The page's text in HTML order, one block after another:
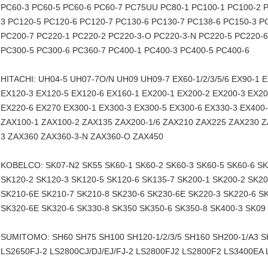
PC60-3 PC60-5 PC60-6 PC60-7 PC75UU PC80-1 PC100-1 PC100-
3 PC120-5 PC120-6 PC120-7 PC130-6 PC130-7 PC138-6 PC150-3
PC200-7 PC220-1 PC220-2 PC220-3-O PC220-3-N PC220-5
PC300-5 PC300-6 PC360-7 PC400-1 PC400-3 PC400-5 PC400-6
HITACHI: UH04-5 UH07-7O/N UH09 UH09-7 EX60-1/2/3/5/6 EX90-1
EX120-3 EX120-5 EX120-6 EX160-1 EX200-1 EX200-2 EX200-3
EX220-6 EX270 EX300-1 EX300-3 EX300-5 EX300-6 EX330-3
ZAX100-1 ZAX100-2 ZAX135 ZAX200-1/6 ZAX210 ZAX225 ZAX230
3 ZAX360 ZAX360-3-N ZAX360-O ZAX450
KOBELCO: SK07-Ν2 SK55 SK60-1 SK60-2 SK60-3 SK60-5 SK60-6
SK120-2 SK120-3 SK120-5 SK120-6 SK135-7 SK200-1 SK200-2
SK210-6E SK210-7 SK210-8 SK230-6 SK230-6E SK220-3 SK220-6
SK320-6E SK320-6 SK330-8 SK350 SK350-6 SK350-8 SK400-3 SK09
SUMITOMO: SH60 SH75 SH100 SH120-1/2/3/5 SH160 SH200-1/A3
LS2650FJ-2 LS2800CJ/DJ/EJ/FJ-2 LS2800FJ2 LS2800F2 LS3400EA